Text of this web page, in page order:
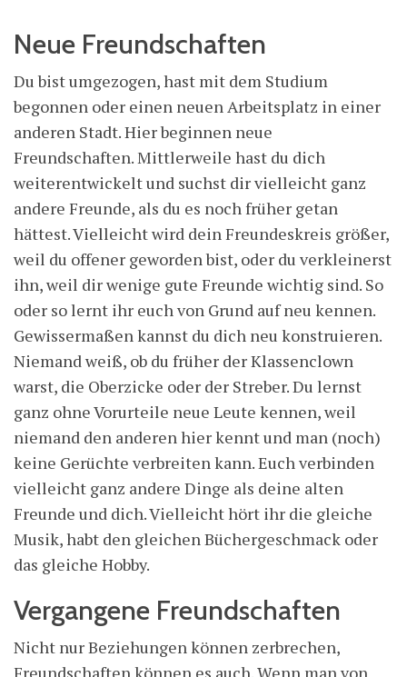
Neue Freundschaften
Du bist umgezogen, hast mit dem Studium
begonnen oder einen neuen Arbeitsplatz in einer
anderen Stadt. Hier beginnen neue
Freundschaften. Mittlerweile hast du dich
weiterentwickelt und suchst dir vielleicht ganz
andere Freunde, als du es noch früher getan
hättest. Vielleicht wird dein Freundeskreis größer,
weil du offener geworden bist, oder du verkleinerst
ihn, weil dir wenige gute Freunde wichtig sind. So
oder so lernt ihr euch von Grund auf neu kennen.
Gewissermaßen kannst du dich neu konstruieren.
Niemand weiß, ob du früher der Klassenclown
warst, die Oberzicke oder der Streber. Du lernst
ganz ohne Vorurteile neue Leute kennen, weil
niemand den anderen hier kennt und man (noch)
keine Gerüchte verbreiten kann. Euch verbinden
vielleicht ganz andere Dinge als deine alten
Freunde und dich. Vielleicht hört ihr die gleiche
Musik, habt den gleichen Büchergeschmack oder
das gleiche Hobby.
Vergangene Freundschaften
Nicht nur Beziehungen können zerbrechen,
Freundschaften können es auch. Wenn man von